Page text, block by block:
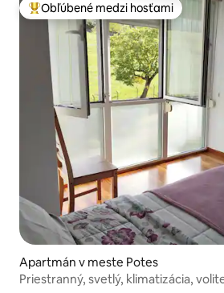
Najobľúbenejšie medzi hosťami
Obľúbené medzi hosťami
Apartmán v meste Potes
Priestranný, svetlý, klimatizácia,